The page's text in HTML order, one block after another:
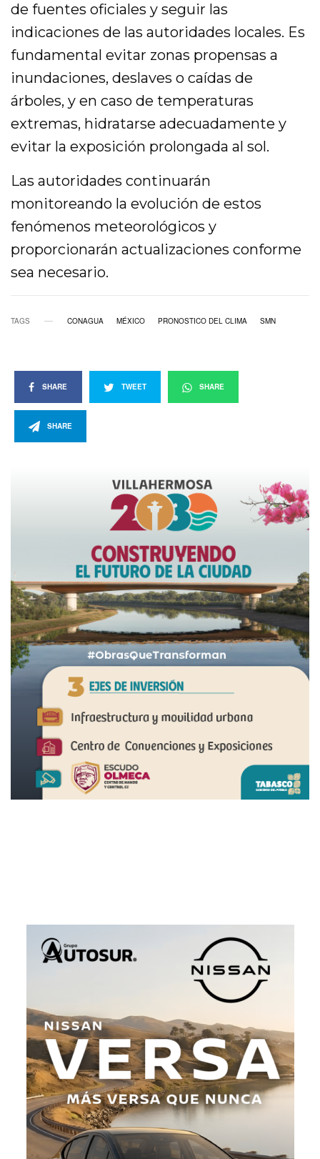
de fuentes oficiales y seguir las
indicaciones de las autoridades locales. Es
fundamental evitar zonas propensas a
inundaciones, deslaves o caídas de
árboles, y en caso de temperaturas
extremas, hidratarse adecuadamente y
evitar la exposición prolongada al sol.
Las autoridades continuarán
monitoreando la evolución de estos
fenómenos meteorológicos y
proporcionarán actualizaciones conforme
sea necesario.
TAGS CONAGUA MÉXICO PRONOSTICO DEL CLIMA SMN
SHARE TWEET SHARE
SHARE